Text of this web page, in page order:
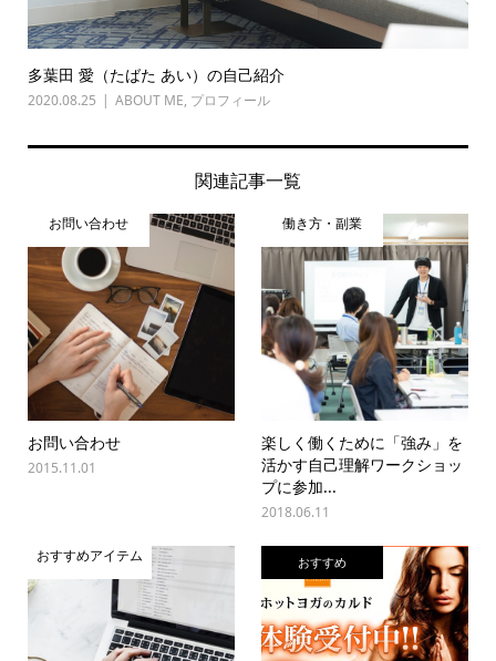
多葉田 愛（たばた あい）の自己紹介
2020.08.25 ABOUT ME, プロフィール
関連記事一覧
お問い合わせ
お問い合わせ
2015.11.01
働き方・副業
楽しく働くために「強み」を
活かす自己理解ワークショッ
プに参加...
2018.06.11
おすすめアイテム おすすめ